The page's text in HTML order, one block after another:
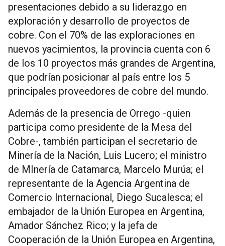
presentaciones debido a su liderazgo en
exploración y desarrollo de proyectos de
cobre. Con el 70% de las exploraciones en
nuevos yacimientos, la provincia cuenta con 6
de los 10 proyectos más grandes de Argentina,
que podrían posicionar al país entre los 5
principales proveedores de cobre del mundo.
Además de la presencia de Orrego -quien
participa como presidente de la Mesa del
Cobre-, también participan el secretario de
Minería de la Nación, Luis Lucero; el ministro
de MInería de Catamarca, Marcelo Murúa; el
representante de la Agencia Argentina de
Comercio Internacional, Diego Sucalesca; el
embajador de la Unión Europea en Argentina,
Amador Sánchez Rico; y la jefa de
Cooperación de la Unión Europea en Argentina,